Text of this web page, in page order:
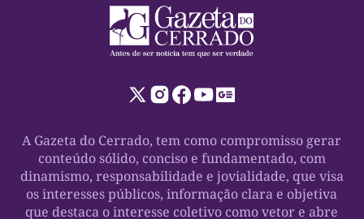
A Gazeta do Cerrado, tem como compromisso gerar
conteúdo sólido, conciso e fundamentado, com
dinamismo, responsabilidade e jovialidade, que visa
os interesses públicos, informação clara e objetiva
que destaca o interesse coletivo como vetor e abre